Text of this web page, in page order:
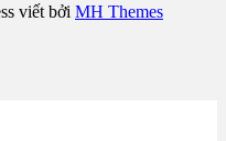
viết bởi MH Themes